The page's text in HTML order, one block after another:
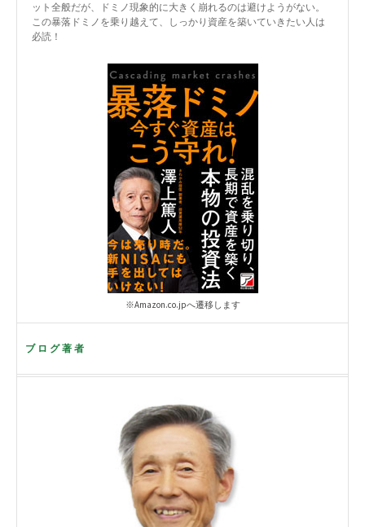
ット全般だが、ドミノ現象的に大きく崩れるのは避けようがない。
この暴落ドミノを乗り越えて、しっかり資産を築いていきたい人は
必読！
※Amazon.co.jpへ遷移します
ブログ著者